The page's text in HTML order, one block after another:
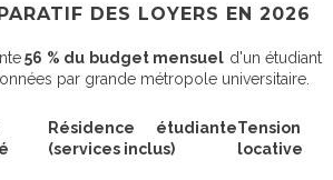
DES LOYERS EN 2026
56 % du budget mensuel d'un étudiant
par grande métropole universitaire.
Résidence étudiante
(services inclus)
Tension
locative